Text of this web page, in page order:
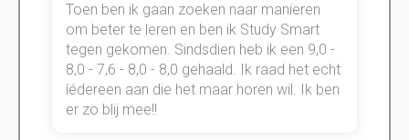
Toen ben ik gaan zoeken naar manieren
om beter te leren en ben ik Study Smart
tegen gekomen. Sindsdien heb ik een 9,0 -
8,0 - 7,6 - 8,0 - 8,0 gehaald. Ik raad het echt
íédereen aan die het maar horen wil. Ik ben
er zo blij mee!!